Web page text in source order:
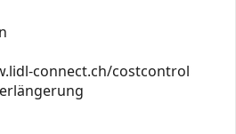
connect.ch/costcontrol